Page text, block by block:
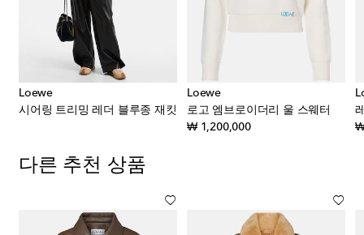
Loewe
시어링 트리밍 레더 블루종 재킷
Loewe
로고 엠브로이더리 울 스웨터
₩ 1,200,000original price
₩
다른 추천 상품